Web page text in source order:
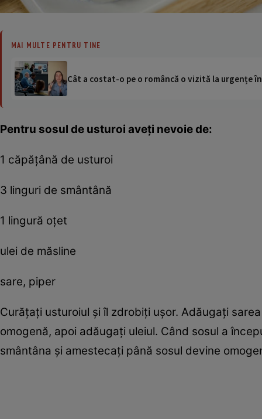
MAI MULTE PENTRU TINE
Cât a costat-o pe o româncă o vizită la urgențe
Pentru sosul de usturoi aveţi nevoie de:
1 căpăţână de usturoi
3 linguri de smântână
1 lingură oţet
ulei de măsline
sare, piper
Curăţaţi usturoiul şi îl zdrobiţi uşor. Adăugaţi
omogenă, apoi adăugaţi uleiul. Când sosul a
smântâna şi amestecaţi până sosul devine